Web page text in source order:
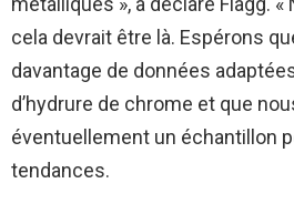
cela devrait être là. Espérons
davantage de données
d’hydrure de chrome et que
éventuellement un échantillon
tendances.